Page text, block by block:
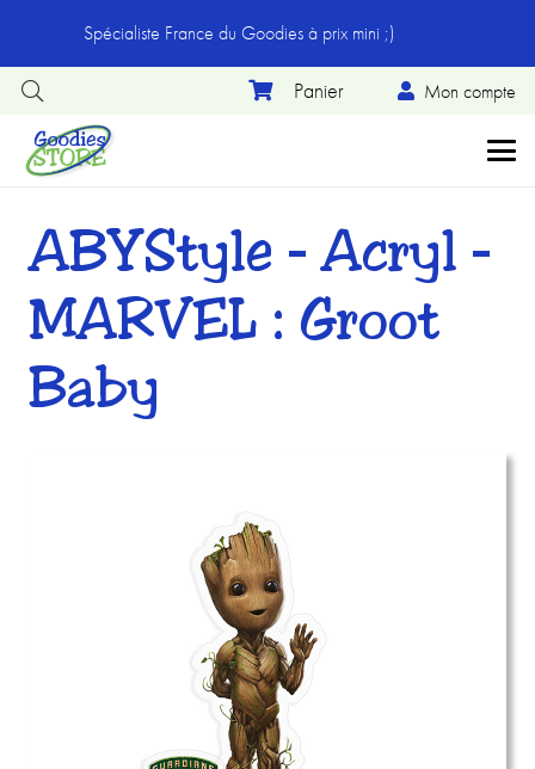
Spécialiste France du Goodies à prix mini ;)
Mon compte
ABYStyle – Acryl –
MARVEL : Groot
Baby